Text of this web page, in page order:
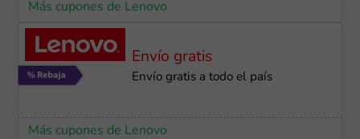
Más cupones de Lenovo
Envío gratis
Envío gratis a todo el país
Más cupones de Lenovo